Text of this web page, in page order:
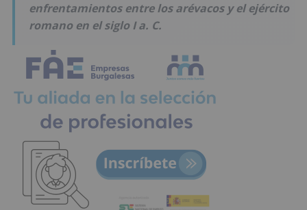
enfrentamientos entre los arévacos y el ejército
romano en el siglo I a. C.